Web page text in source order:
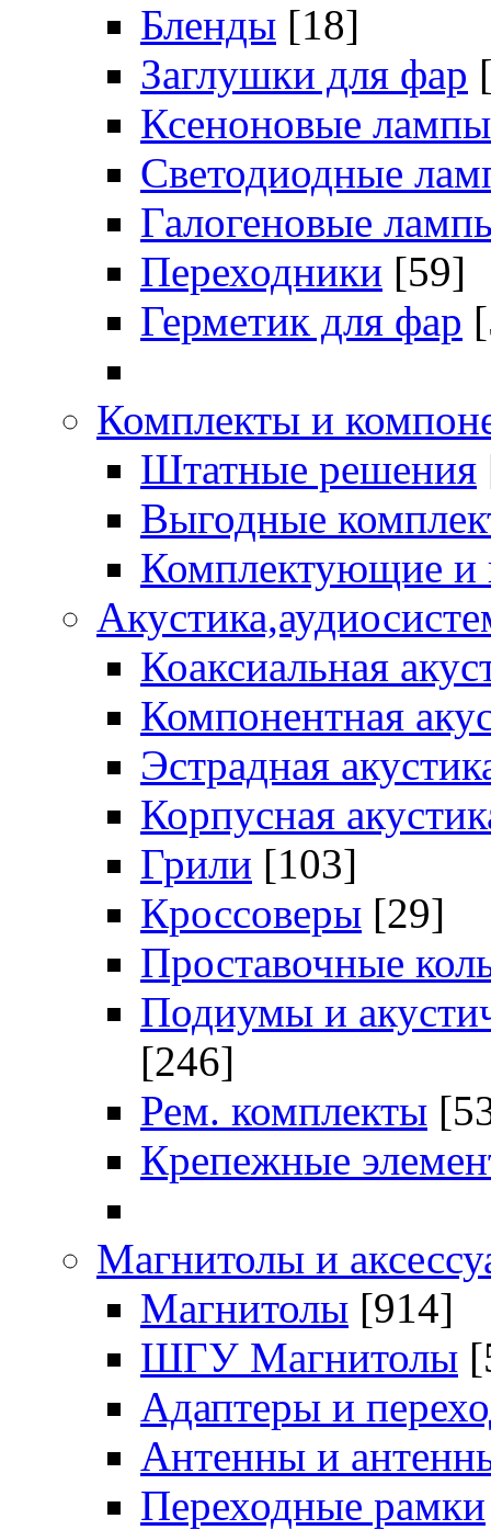
Бленды [18]
Заглушки для фар
Ксеноновые лампы
Светодиодные
Галогеновые
Переходники [59]
Герметик для фар
Комплекты и
Штатные решения
Выгодные
Комплектующие и
Коаксиальная
Компонентная
Эстрадная
Корпусная
Грили [103]
Кроссоверы [29]
Проставочные
Подиумы и
[246]
Рем. комплекты
Крепежные
Магнитолы и
Магнитолы [914]
ШГУ Магнитолы
Адаптеры и
Антенны и
Переходные рамки